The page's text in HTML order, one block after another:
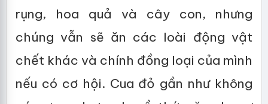
rụng, hoa quả và cây con, nhưng
chúng vẫn sẽ ăn các loài động vật
chết khác và chính đồng loại của mình
nếu có cơ hội. Cua đỏ gần như không